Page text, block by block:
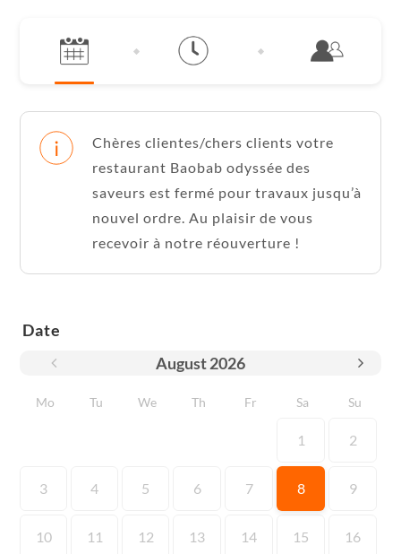
Chères clientes/chers clients votre
restaurant Baobab odyssée des
saveurs est fermé pour travaux jusqu’à
nouvel ordre. Au plaisir de vous
recevoir à notre réouverture !
Date
August2026
Mo Tu We Th Fr Sa Su
1 2
3 4 5 6 7 8 9
10 11 12 13 14 15 16